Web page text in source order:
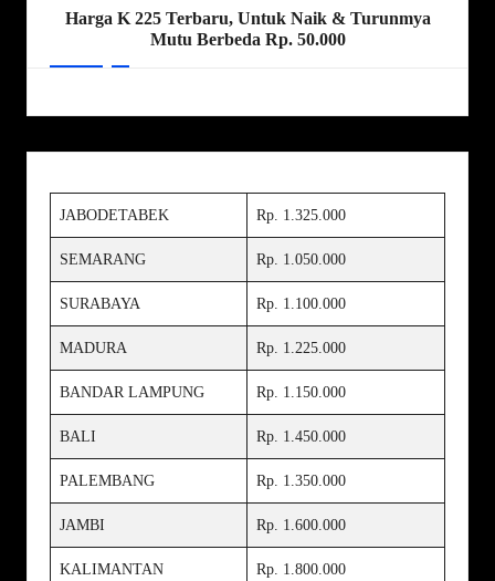
Harga K 225 Terbaru, Untuk Naik & Turunmya
Mutu Berbeda Rp. 50.000
JABODETABEK Rp. 1.325.000
SEMARANG Rp. 1.050.000
SURABAYA Rp. 1.100.000
MADURA Rp. 1.225.000
BANDAR LAMPUNG Rp. 1.150.000
BALI Rp. 1.450.000
PALEMBANG Rp. 1.350.000
JAMBI Rp. 1.600.000
KALIMANTAN Rp. 1.800.000